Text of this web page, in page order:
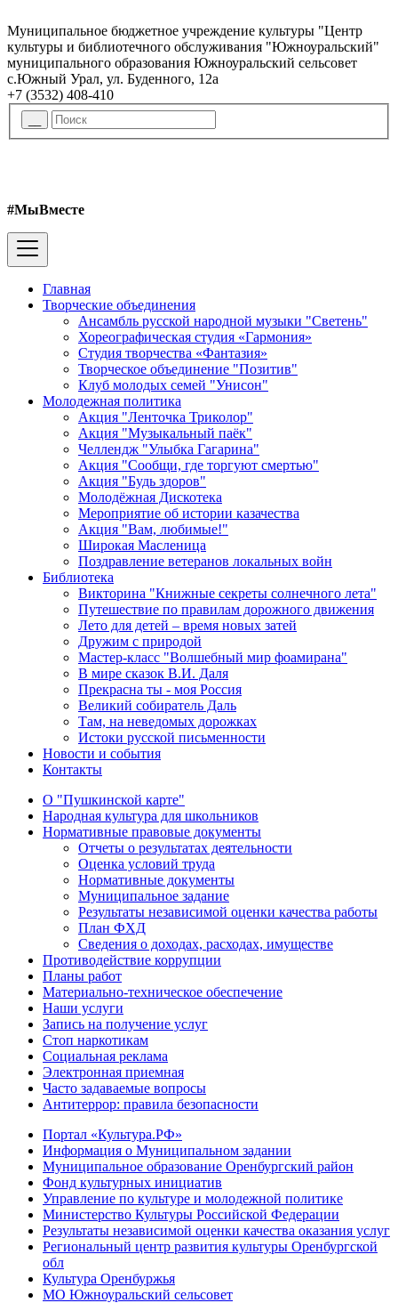
Муниципальное бюджетное учреждение культуры "Центр
культуры и библиотечного обслуживания "Южноуральский"
муниципального образования Южноуральский сельсовет
с.Южный Урал, ул. Буденного, 12а
+7 (3532) 408-410
#МыВместе
Главная
Творческие объединения
Ансамбль русской народной музыки "Светень"
Хореографическая студия «Гармония»
Студия творчества «Фантазия»
Творческое объединение "Позитив"
Клуб молодых семей "Унисон"
Молодежная политика
Акция "Ленточка Триколор"
Акция "Музыкальный паёк"
Челлендж "Улыбка Гагарина"
Акция "Сообщи, где торгуют смертью"
Акция "Будь здоров"
Молодёжная Дискотека
Мероприятие об истории казачества
Акция "Вам, любимые!"
Широкая Масленица
Поздравление ветеранов локальных войн
Библиотека
Викторина "Книжные секреты солнечного лета"
Путешествие по правилам дорожного движения
Лето для детей – время новых затей
Дружим с природой
Мастер-класс "Волшебный мир фоамирана"
В мире сказок В.И. Даля
Прекрасна ты - моя Россия
Великий собиратель Даль
Там, на неведомых дорожках
Истоки русской письменности
Новости и события
Контакты
О "Пушкинской карте"
Народная культура для школьников
Нормативные правовые документы
Отчеты о результатах деятельности
Оценка условий труда
Нормативные документы
Муниципальное задание
Результаты независимой оценки качества работы
План ФХД
Сведения о доходах, расходах, имуществе
Противодействие коррупции
Планы работ
Материально-техническое обеспечение
Наши услуги
Запись на получение услуг
Стоп наркотикам
Социальная реклама
Электронная приемная
Часто задаваемые вопросы
Антитеррор: правила безопасности
Портал «Культура.РФ»
Информация о Муниципальном задании
Муниципальное образование Оренбургский район
Фонд культурных инициатив
Управление по культуре и молодежной политике
Министерство Культуры Российской Федерации
Результаты независимой оценки качества оказания услуг
Региональный центр развития культуры Оренбургской
обл
Культура Оренбуржья
МО Южноуральский сельсовет